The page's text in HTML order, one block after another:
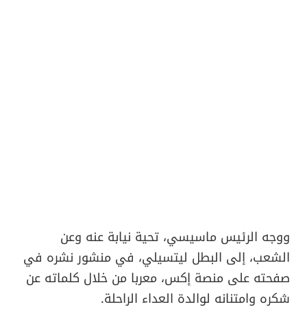
ووجه الرئيس ماسيسي، تحية نيابة عنه وعن
الشعب، إلى البطل ليتسيلي، في منشور نشره في
صفحته على منصة إكس، معربا من خلال كلماته عن
شكره وامتنانه لوالدة العداء الراحلة.